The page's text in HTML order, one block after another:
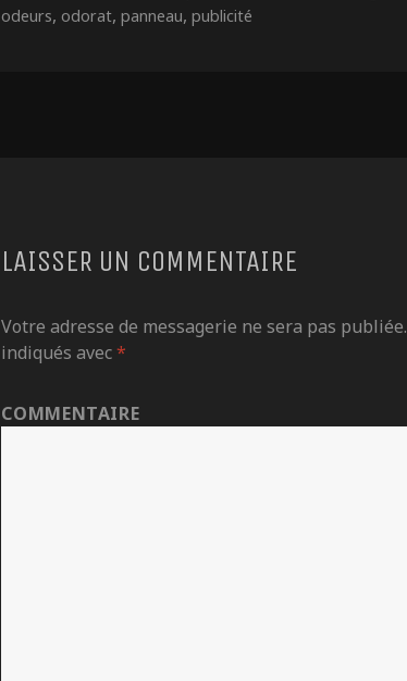
le
odeurs, odorat,panneau,publicité
LAISSER UN COMMENTAIRE
Votre adresse de messagerie ne sera pas publiée.
indiqués avec*
COMMENTAIRE